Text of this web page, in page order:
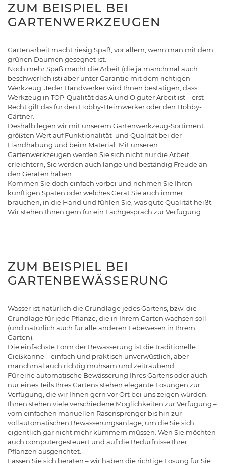
ZUM BEISPIEL BEI
GARTENWERKZEUGEN
Gartenarbeit macht riesig Spaß, vor allem, wenn man mit dem
grünen Daumen gesegnet ist.
Noch mehr Spaß macht die Arbeit (die ja manchmal auch
beschwerlich ist) aber unter Garantie mit dem richtigen
Werkzeug. Jeder Handwerker wird Ihnen bestätigen, dass
Werkzeug in TOP-Qualität das A und O guter Arbeit ist – erst
Recht gilt das für den Hobby-Heimwerker oder den Hobby-
Gärtner.
Deshalb legen wir mit unserem Gartenwerkzeug-Sortiment
größten Wert auf Funktionalität und Qualität bei der
Handhabung und beim Material. Mit unseren
Gartenwerkzeugen werden Sie sich nicht nur die Arbeit
erleichtern, Sie werden auch lange und beständig Freude an
den Geräten haben.
Kommen Sie doch einfach vorbei und nehmen Sie Ihren
künftigen Spaten oder welches Gerät Sie auch immer
brauchen, in die Hand und fühlen Sie, was gute Qualität heißt.
Wir stehen Ihnen gern für ein Fachgespräch zur Verfügung.
ZUM BEISPIEL BEI
GARTENBEWÄSSERUNG
Wasser ist natürlich die Grundlage jedes Gartens, bzw. die
Grundlage für jede Pflanze, die in Ihrem Garten wachsen soll
(und natürlich auch für alle anderen Lebewesen in Ihrem
Garten).
Die einfachste Form der Bewässerung ist die traditionelle
Gießkanne – einfach und praktisch unverwüstlich, aber
manchmal auch richtig mühsam und zeitraubend.
Für eine automatische Bewässerung Ihres Gartens oder auch
nur eines Teils Ihres Gartens stehen elegante Lösungen zur
Verfügung, die wir Ihnen gern vor Ort bei uns zeigen würden.
Ihnen stehen viele verschiedene Möglichkeiten zur Verfügung –
vom einfachen manuellen Rasensprenger bis hin zur
vollautomatischen Bewässerungsanlage, um die Sie sich
eigentlich gar nicht mehr kümmern müssen. Wen Sie möchten
auch computergesteuert und auf die Bedürfnisse Ihrer
Pflanzen ausgerichtet.
Lassen Sie sich beraten – wir haben die richtige Lösung für Sie.